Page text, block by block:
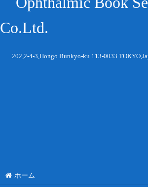
Co.Ltd.
202,2-4-3,Hongo Bunkyo-ku 113-0033
ホーム